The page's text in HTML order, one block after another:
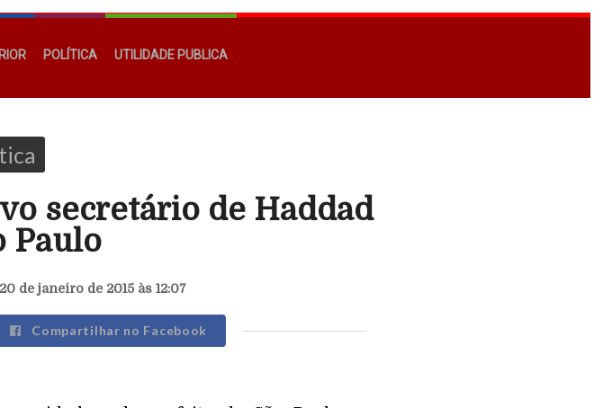
POLÍTICA UTILIDADE PUBLICA
secretário de Haddad
Paulo
de janeiro de 2015 às 12:07
Compartilhar no Facebook